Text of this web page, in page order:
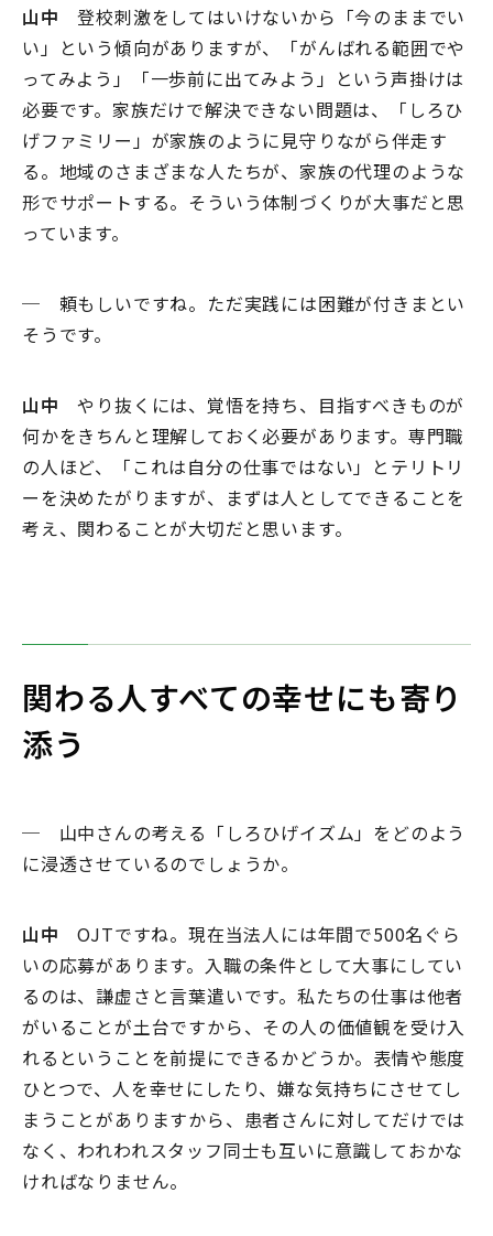
山中 登校刺激をしてはいけないから「今のままでい
い」という傾向がありますが、「がんばれる範囲でや
ってみよう」「一歩前に出てみよう」という声掛けは
必要です。家族だけで解決できない問題は、「しろひ
げファミリー」が家族のように見守りながら伴走す
る。地域のさまざまな人たちが、家族の代理のような
形でサポートする。そういう体制づくりが大事だと思
っています。
─ 頼もしいですね。ただ実践には困難が付きまとい
そうです。
山中 やり抜くには、覚悟を持ち、目指すべきものが
何かをきちんと理解しておく必要があります。専門職
の人ほど、「これは自分の仕事ではない」とテリトリ
ーを決めたがりますが、まずは人としてできることを
考え、関わることが大切だと思います。
関わる人すべての幸せにも寄り
添う
─ 山中さんの考える「しろひげイズム」をどのよう
に浸透させているのでしょうか。
山中 OJTですね。現在当法人には年間で500名ぐら
いの応募があります。入職の条件として大事にしてい
るのは、謙虚さと言葉遣いです。私たちの仕事は他者
がいることが土台ですから、その人の価値観を受け入
れるということを前提にできるかどうか。表情や態度
ひとつで、人を幸せにしたり、嫌な気持ちにさせてし
まうことがありますから、患者さんに対してだけでは
なく、われわれスタッフ同士も互いに意識しておかな
ければなりません。